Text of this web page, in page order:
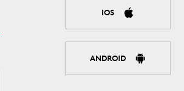
IOS
ANDROID